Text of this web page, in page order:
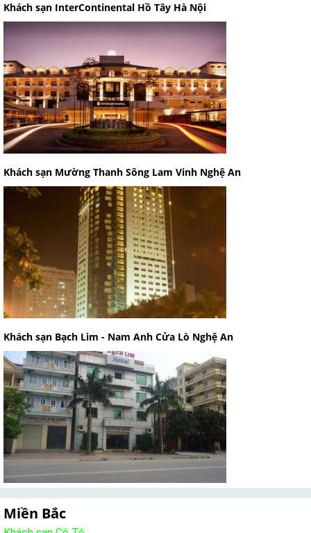
Khách sạn InterContinental Hồ Tây Hà Nội
Khách sạn Mường Thanh Sông Lam Vinh Nghệ An
Khách sạn Bạch Lim - Nam Anh Cửa Lò Nghệ An
Miền Bắc